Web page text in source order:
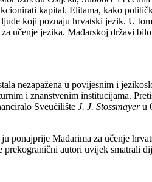
kapital. Elitama, kako
koji poznaju hrvatski jezik. U
učenje jezika. Mađarskoj državi
nezapažena u povijesnim i
i znanstvenim institucijama.
Sveučilište J. J. Stossmayeru
ponajprije Mađarima za učenje
autori uvijek smatrali